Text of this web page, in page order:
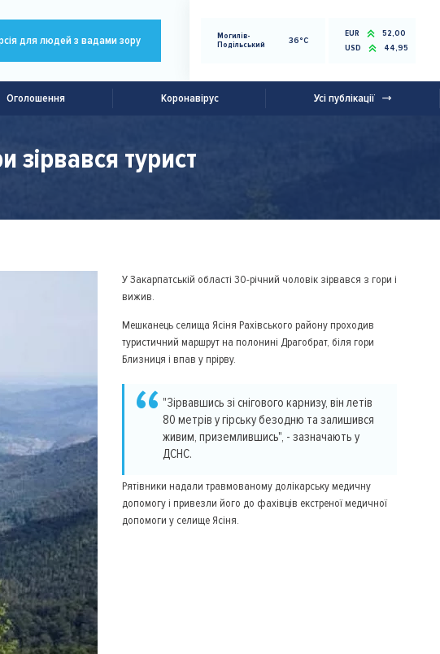
для людей з вадами зору
Могилів-
Подільський
36°C
EUR
52,00
USD
44,95
Оголошення Коронавірус Усі публікації
зірвався турист
У Закарпатській області 30-річний чоловік зірвався з гори і
вижив.
Мешканець селища Ясіня Рахівського району проходив
туристичний маршрут на полонині Драгобрат, біля гори
Близниця і впав у прірву.
"Зірвавшись зі снігового карнизу, він летів
80 метрів у гірську безодню та залишився
живим, приземлившись", - зазначають у
ДСНС.
Рятівники надали травмованому долікарську медичну
допомогу і привезли його до фахівців екстреної медичної
допомоги у селище Ясіня.